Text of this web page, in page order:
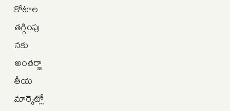
కోటాల
తగ్గింపు
నకు
అంతర్జా
తీయ
మార్కెట్లో